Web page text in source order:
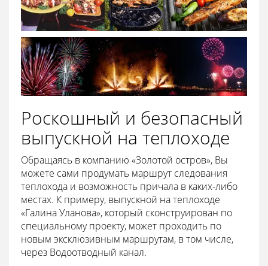
Роскошный и безопасный
выпускной на теплоходе
Обращаясь в компанию «Золотой остров», Вы
можете сами продумать маршрут следования
теплохода и возможность причала в каких-либо
местах. К примеру, выпускной на теплоходе
«Галина Уланова», который сконструирован по
специальному проекту, может проходить по
новым эксклюзивным маршрутам, в том числе,
через Водоотводный канал.